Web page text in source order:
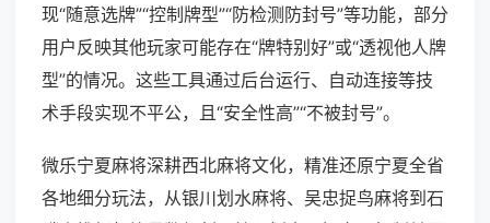
现“随意选牌”“控制牌型”“防检测防封号”等功能，部分
用户反映其他玩家可能存在“牌特别好”或“透视他人牌
型”的情况。这些工具通过后台运行、自动连接等技
术手段实现不平公，且“安全性高”“不被封号”。
微乐宁夏麻将深耕西北麻将文化，精准还原宁夏全省
各地细分玩法，从银川划水麻将、吴忠捉鸟麻将到石